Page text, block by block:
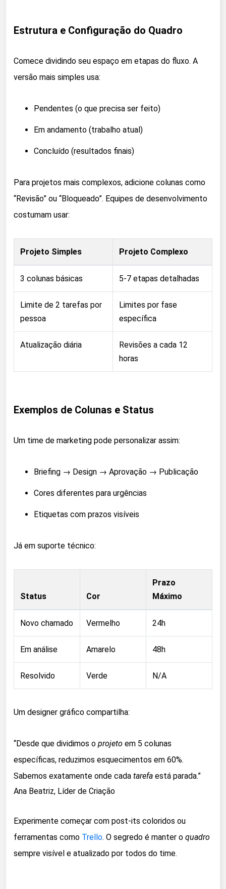
Estrutura e Configuração do Quadro
Comece dividindo seu espaço em etapas do fluxo. A
versão mais simples usa:
Pendentes (o que precisa ser feito)
Em andamento (trabalho atual)
Concluído (resultados finais)
Para projetos mais complexos, adicione colunas como
“Revisão” ou “Bloqueado”. Equipes de desenvolvimento
costumam usar:
Projeto Simples Projeto Complexo
3 colunas básicas 5-7 etapas detalhadas
Limite de 2 tarefas por
pessoa
Limites por fase
específica
Atualização diária
Revisões a cada 12
horas
Exemplos de Colunas e Status
Um time de marketing pode personalizar assim:
Briefing → Design → Aprovação → Publicação
Cores diferentes para urgências
Etiquetas com prazos visíveis
Já em suporte técnico:
Status Cor
Prazo
Máximo
Novo chamado Vermelho 24h
Em análise Amarelo 48h
Resolvido Verde N/A
Um designer gráfico compartilha:
“Desde que dividimos o projeto em 5 colunas
específicas, reduzimos esquecimentos em 60%.
Sabemos exatamente onde cada tarefa está parada.”
Ana Beatriz, Líder de Criação
Experimente começar com post-its coloridos ou
ferramentas como Trello. O segredo é manter o quadro
sempre visível e atualizado por todos do time.